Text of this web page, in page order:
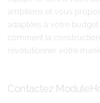
ambitions et vous
adaptées à votre
comment la
révolutionner votre
Contactez